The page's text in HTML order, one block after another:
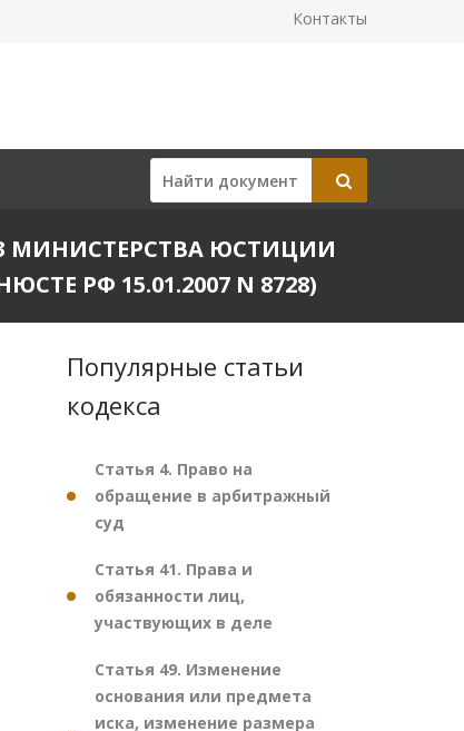
Контакты
МИНИСТЕРСТВА ЮСТИЦИИ
РФ 15.01.2007 N 8728)
Популярные статьи
кодекса
Статья 4. Право на
обращение в арбитражный
суд
Статья 41. Права и
обязанности лиц,
участвующих в деле
Статья 49. Изменение
основания или предмета
иска, изменение размера